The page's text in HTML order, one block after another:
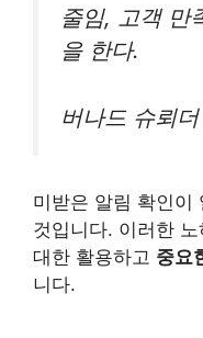
줄임, 고객 만
을 한다.
버나드 슈뢰더
미받은 알림 확인이
것입니다. 이러한
대한 활용하고 중요
니다.